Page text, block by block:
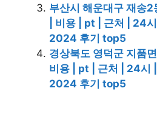
부산시 해운대구 재송2
| 비용 | pt | 근처 | 24
2024 후기 top5
경상북도 영덕군 지품
비용 | pt | 근처 | 24시 |
2024 후기 top5